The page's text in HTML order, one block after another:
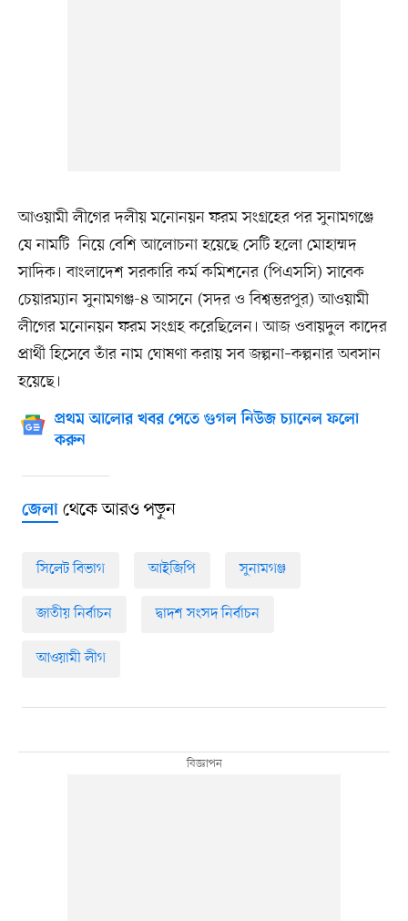
আওয়ামী লীগের দলীয় মনোনয়ন ফরম সংগ্রহের পর সুনামগঞ্জে
যে নামটি নিয়ে বেশি আলোচনা হয়েছে সেটি হলো মোহাম্মদ
সাদিক। বাংলাদেশ সরকারি কর্ম কমিশনের (পিএসসি) সাবেক
চেয়ারম্যান সুনামগঞ্জ-৪ আসনে (সদর ও বিশ্বম্ভরপুর) আওয়ামী
লীগের মনোনয়ন ফরম সংগ্রহ করেছিলেন। আজ ওবায়দুল কাদের
প্রার্থী হিসেবে তাঁর নাম ঘোষণা করায় সব জল্পনা–কল্পনার অবসান
হয়েছে।
প্রথম আলোর খবর পেতে গুগল নিউজ চ্যানেল ফলো
করুন
জেলাথেকে আরও পড়ুন
সিলেট বিভাগ আইজিপি সুনামগঞ্জ
জাতীয় নির্বাচন দ্বাদশ সংসদ নির্বাচন
আওয়ামী লীগ